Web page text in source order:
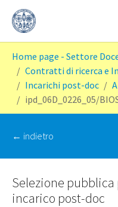
Home page - Settore
Contratti di ricerca e
Incarichi post-doc
ipd_06D_0226_05/
‭← indietro
Selezione
incarico post-doc